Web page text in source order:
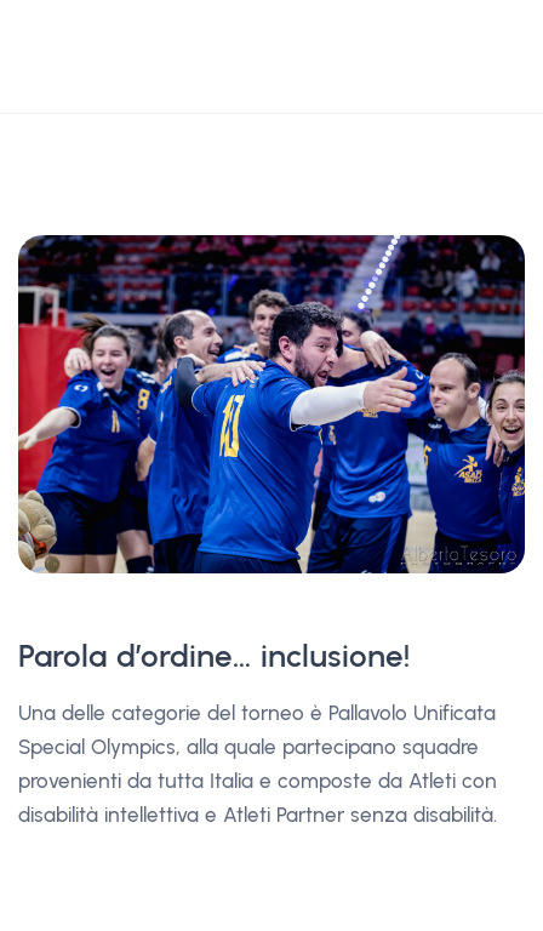
Parola d’ordine… inclusione!
Una delle categorie del torneo è Pallavolo Unificata
Special Olympics, alla quale partecipano squadre
provenienti da tutta Italia e composte da Atleti con
disabilità intellettiva e Atleti Partner senza disabilità.